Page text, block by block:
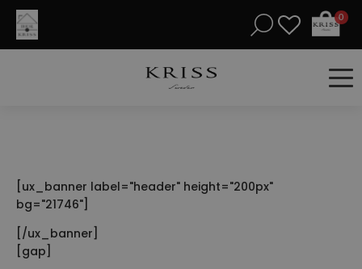
0
[ux_banner label="header" height="200px"
bg="21746"]
[/ux_banner]
[gap]